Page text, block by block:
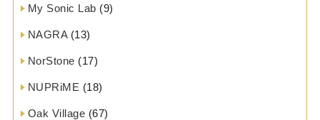
My Sonic Lab (9)
NAGRA(13)
NorStone (17)
NUPRiME (18)
Oak Village (67)